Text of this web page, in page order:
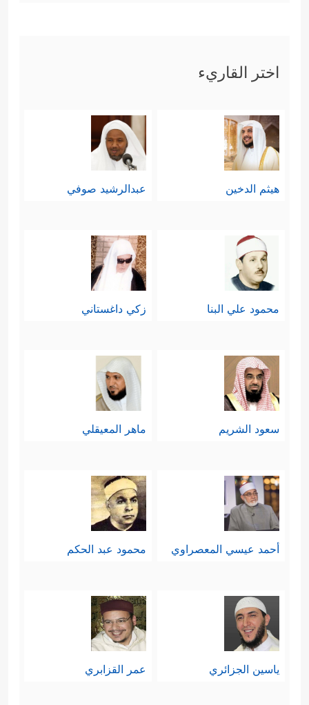
اختر القاريء
هيثم الدخين عبدالرشيد صوفي
محمود علي البنا زكي داغستاني
سعود الشريم ماهر المعيقلي
أحمد عيسي المعصراوي محمود عبد الحكم
ياسين الجزائري عمر القزابري